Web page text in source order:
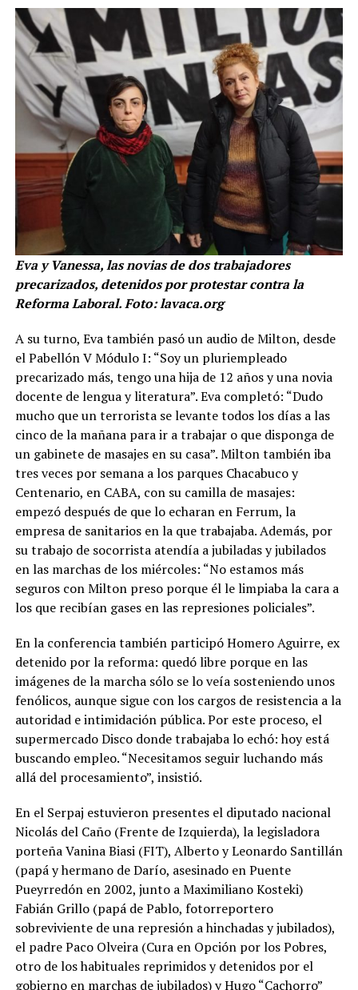
Eva y Vanessa, las novias de dos trabajadores
precarizados, detenidos por protestar contra la
Reforma Laboral. Foto: lavaca.org
A su turno, Eva también pasó un audio de Milton, desde
el Pabellón V Módulo I: “Soy un pluriempleado
precarizado más, tengo una hija de 12 años y una novia
docente de lengua y literatura”. Eva completó: “Dudo
mucho que un terrorista se levante todos los días a las
cinco de la mañana para ir a trabajar o que disponga de
un gabinete de masajes en su casa”. Milton también iba
tres veces por semana a los parques Chacabuco y
Centenario, en CABA, con su camilla de masajes:
empezó después de que lo echaran en Ferrum, la
empresa de sanitarios en la que trabajaba. Además, por
su trabajo de socorrista atendía a jubiladas y jubilados
en las marchas de los miércoles: “No estamos más
seguros con Milton preso porque él le limpiaba la cara a
los que recibían gases en las represiones policiales”.
En la conferencia también participó Homero Aguirre, ex
detenido por la reforma: quedó libre porque en las
imágenes de la marcha sólo se lo veía sosteniendo unos
fenólicos, aunque sigue con los cargos de resistencia a la
autoridad e intimidación pública. Por este proceso, el
supermercado Disco donde trabajaba lo echó: hoy está
buscando empleo. “Necesitamos seguir luchando más
allá del procesamiento”, insistió.
En el Serpaj estuvieron presentes el diputado nacional
Nicolás del Caño (Frente de Izquierda), la legisladora
porteña Vanina Biasi (FIT), Alberto y Leonardo Santillán
(papá y hermano de Darío, asesinado en Puente
Pueyrredón en 2002, junto a Maximiliano Kosteki)
Fabián Grillo (papá de Pablo, fotorreportero
sobreviviente de una represión a hinchadas y jubilados),
el padre Paco Olveira (Cura en Opción por los Pobres,
otro de los habituales reprimidos y detenidos por el
gobierno en marchas de jubilados) y Hugo “Cachorro”